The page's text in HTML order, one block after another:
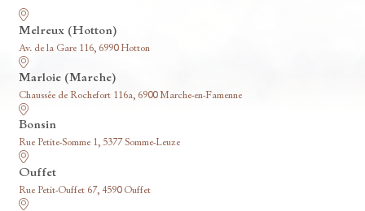
Melreux (Hotton)
Av. de la Gare 116, 6990 Hotton
Marloie (Marche)
Chaussée de Rochefort 116a, 6900 Marche-en-Famenne
Bonsin
Rue Petite-Somme 1, 5377 Somme-Leuze
Ouffet
Rue Petit-Ouffet 67, 4590 Ouffet